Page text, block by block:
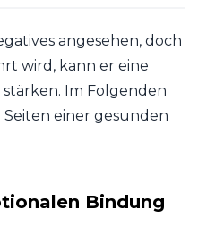
angesehen, doch
wird, kann er eine
Im Folgenden
einer gesunden
Bindung